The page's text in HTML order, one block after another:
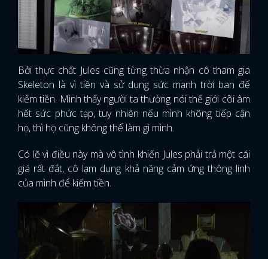
Bởi thực chất Jules cũng từng thừa nhận cô tham gia
Skeleton là vì tiền và sử dụng sức mạnh trời ban để
kiếm tiền. Mình thấy người ta thường nói thế giới cõi âm
hết sức phức tạp, tuy nhiên nếu mình không tiếp cận
họ, thì họ cũng không thể làm gì mình.
Có lẽ vì điều này mà vô tình khiến Jules phải trả một cái
giá rất đắt, cô lạm dụng khả năng cảm ứng thông linh
của mình để kiếm tiền.